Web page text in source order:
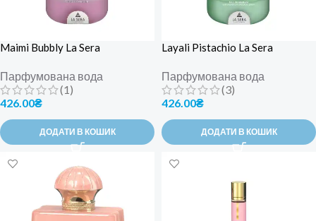
Maimi Bubbly La Sera
Парфумована вода
(1)
426.00₴
ДОДАТИ В КОШИК
Layali Pistachio La Sera
Парфумована вода
(3)
426.00₴
ДОДАТИ В КОШИК